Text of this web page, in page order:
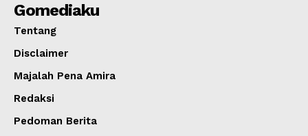
Gomediaku
Tentang
Disclaimer
Majalah Pena Amira
Redaksi
Pedoman Berita